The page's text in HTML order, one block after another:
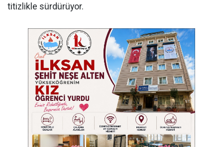
titizlikle sürdürüyor.